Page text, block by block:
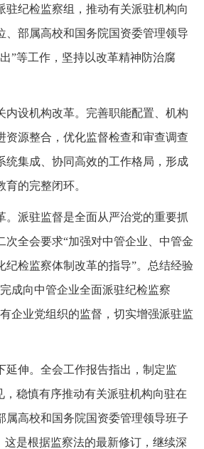
驻纪检监察组，推动有关派驻机构向
、部属高校和国务院国资委管理领导
”等工作，坚持以改革精神防治腐
内设机构改革。完善职能配置、机构
资源整合，优化监督检查和审查调查
统集成、协同高效的工作格局，形成
的完整闭环。
。派驻监督是全面从严治党的重要抓
次全会要求“加强对中管企业、中管金
纪检监察体制改革的指导”。总结经验
成向中管企业全面派驻纪检监察
企业党组织的监督，切实增强派驻监
延伸。全会工作报告指出，制定监
，稳慎有序推动有关派驻机构向驻在
属高校和国务院国资委管理领导班子
这是根据监察法的最新修订，继续深